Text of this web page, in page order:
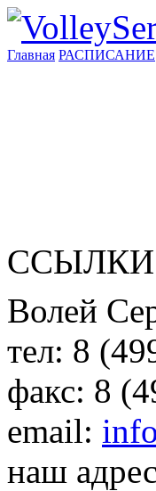
Главная РАСПИСАНИЕ
ССЫЛКИ
Волей
тел: 8
факс: 8
email:
наш